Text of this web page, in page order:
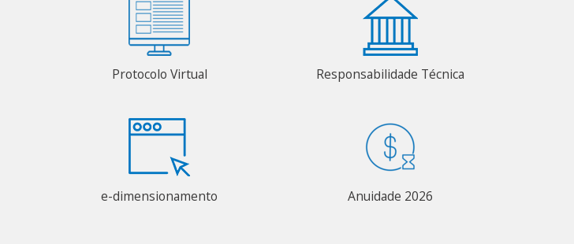
Protocolo Virtual Responsabilidade Técnica
e-dimensionamento Anuidade 2026